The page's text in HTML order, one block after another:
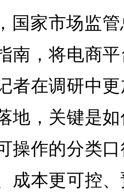
国家市场监
南，将电商
者在调研中
地，关键是
操作的分类
成本更可控